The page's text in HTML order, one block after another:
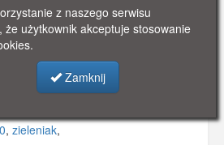
biała
Niekomercyjne
, zieleniak,
z naszego serwisu
że użytkownik akceptuje stosowanie
Zamknij